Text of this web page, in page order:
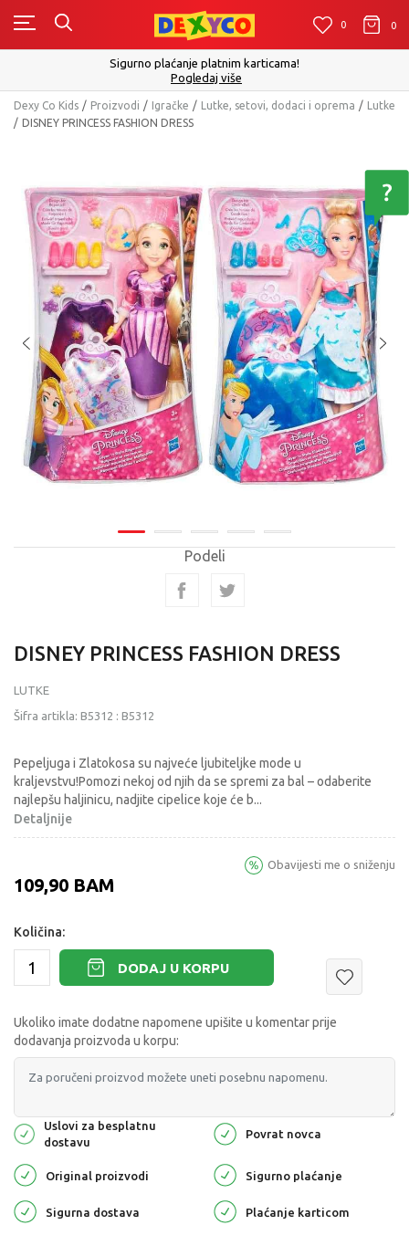
0 0
Sigurno plaćanje platnim karticama!
Pogledaj više
Dexy Co Kids Proizvodi Igračke Lutke, setovi, dodaci i oprema
Lutke
DISNEY PRINCESS FASHION DRESS
Podeli
DISNEY PRINCESS FASHION DRESS
LUTKE
Šifra artikla: B5312 : B5312
Pepeljuga i Zlatokosa su najveće ljubiteljke mode u
kraljevstvu!Pomozi nekoj od njih da se spremi za bal – odaberite
najlepšu haljinicu, nadjite cipelice koje će b...
Detaljnije
109,90 BAM
Obavijesti me o sniženju
Količina:
DODAJ U KORPU
Ukoliko imate dodatne napomene upišite u komentar prije
dodavanja proizvoda u korpu:
Uslovi za besplatnu
dostavu
Povrat novca
Original proizvodi Sigurno plaćanje
Sigurna dostava Plaćanje karticom